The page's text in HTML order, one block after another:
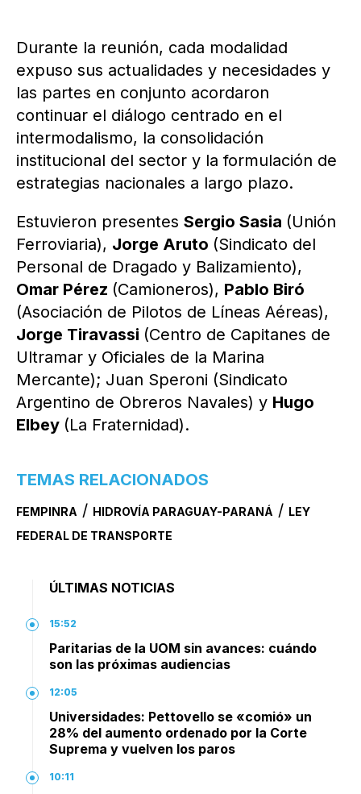
Durante la reunión, cada modalidad
expuso sus actualidades y necesidades y
las partes en conjunto acordaron
continuar el diálogo centrado en el
intermodalismo, la consolidación
institucional del sector y la formulación de
estrategias nacionales a largo plazo.
Estuvieron presentes Sergio Sasia (Unión
Ferroviaria), Jorge Aruto (Sindicato del
Personal de Dragado y Balizamiento),
Omar Pérez (Camioneros), Pablo Biró
(Asociación de Pilotos de Líneas Aéreas),
Jorge Tiravassi (Centro de Capitanes de
Ultramar y Oficiales de la Marina
Mercante); Juan Speroni (Sindicato
Argentino de Obreros Navales) y Hugo
Elbey (La Fraternidad).
TEMAS RELACIONADOS
FEMPINRA / HIDROVÍA PARAGUAY-PARANÁ / LEY
FEDERAL DE TRANSPORTE
ÚLTIMAS NOTICIAS
15:52
Paritarias de la UOM sin avances: cuándo
son las próximas audiencias
12:05
Universidades: Pettovello se «comió» un
28% del aumento ordenado por la Corte
Suprema y vuelven los paros
10:11